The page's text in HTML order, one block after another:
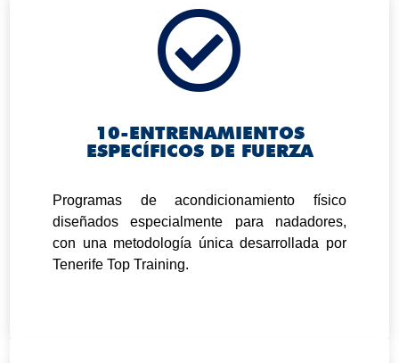

10-ENTRENAMIENTOS
ESPECÍFICOS DE FUERZA
Programas de acondicionamiento físico
diseñados especialmente para nadadores,
con una metodología única desarrollada por
Tenerife Top Training.